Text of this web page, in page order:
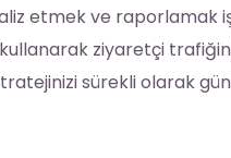
etmek ve raporlamak
ziyaretçi
sürekli olarak